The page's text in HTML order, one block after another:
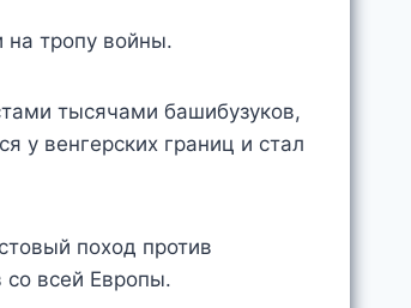
тропу войны.
тысячами башибузуков,
у венгерских границ и стал
поход против
со всей Европы.